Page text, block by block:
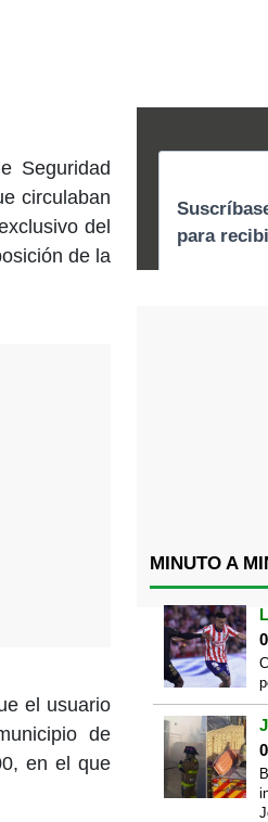
Seguridad
circulaban
del
de la
el usuario
de
en el que
MINUTO A